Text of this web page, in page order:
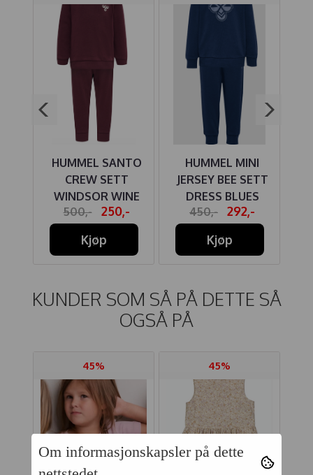
HUMMEL SANTO
CREW SETT
WINDSOR WINE
500,-
250,-
Kjøp
HUMMEL MINI
JERSEY BEE SETT
DRESS BLUES
450,-
292,-
Kjøp
KUNDER SOM SÅ PÅ DETTE SÅ
OGSÅ PÅ
45% 45%
Om informasjonskapsler på dette